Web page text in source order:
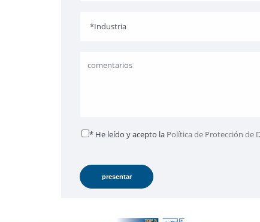
* He leído y acepto la Política de Protección de